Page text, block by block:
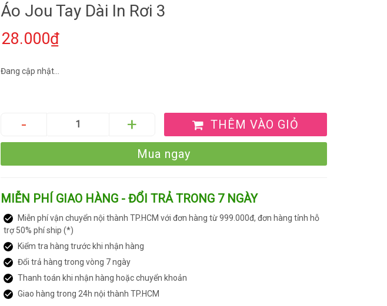
Áo Jou Tay Dài In Rơi 3
28.000₫
Đang cập nhật...
THÊM VÀO GIỎ
Mua ngay
MIỄN PHÍ GIAO HÀNG - ĐỔI TRẢ TRONG 7 NGÀY
Miễn phí vận chuyển nội thành TP.HCM với đơn hàng từ 999.000đ, đơn hàng tỉnh hỗ
trợ 50% phí ship (*)
Kiểm tra hàng trước khi nhận hàng
Đổi trả hàng trong vòng 7 ngày
Thanh toán khi nhận hàng hoặc chuyển khoản
Giao hàng trong 24h nội thành TP.HCM